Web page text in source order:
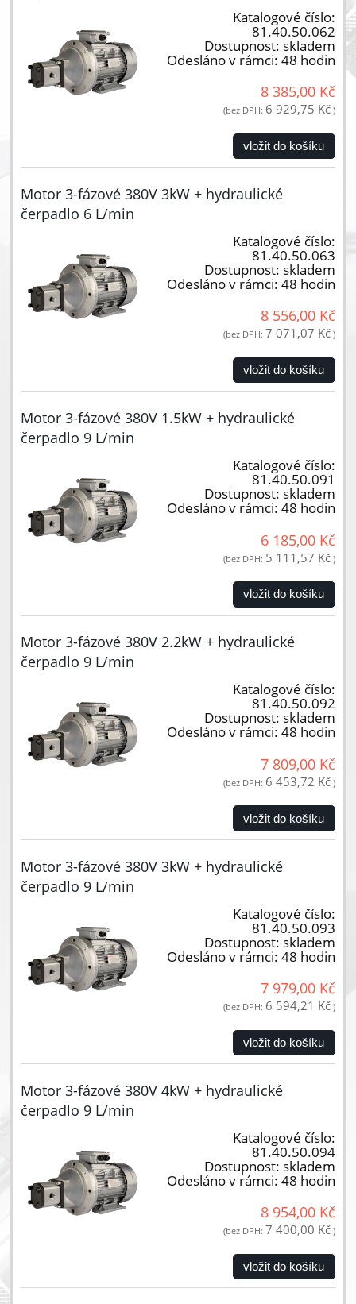
Katalogové číslo:
81.40.50.062
Dostupnost: skladem
Odesláno v rámci: 48 hodin
8 385,00 Kč
(bez DPH: 6 929,75 Kč )
vložit do košíku
Motor 3-fázové 380V 3kW + hydraulické
čerpadlo 6 L/min
Katalogové číslo:
81.40.50.063
Dostupnost: skladem
Odesláno v rámci: 48 hodin
8 556,00 Kč
(bez DPH: 7 071,07 Kč )
vložit do košíku
Motor 3-fázové 380V 1.5kW + hydraulické
čerpadlo 9 L/min
Katalogové číslo:
81.40.50.091
Dostupnost: skladem
Odesláno v rámci: 48 hodin
6 185,00 Kč
(bez DPH: 5 111,57 Kč )
vložit do košíku
Motor 3-fázové 380V 2.2kW + hydraulické
čerpadlo 9 L/min
Katalogové číslo:
81.40.50.092
Dostupnost: skladem
Odesláno v rámci: 48 hodin
7 809,00 Kč
(bez DPH: 6 453,72 Kč )
vložit do košíku
Motor 3-fázové 380V 3kW + hydraulické
čerpadlo 9 L/min
Katalogové číslo:
81.40.50.093
Dostupnost: skladem
Odesláno v rámci: 48 hodin
7 979,00 Kč
(bez DPH: 6 594,21 Kč )
vložit do košíku
Motor 3-fázové 380V 4kW + hydraulické
čerpadlo 9 L/min
Katalogové číslo:
81.40.50.094
Dostupnost: skladem
Odesláno v rámci: 48 hodin
8 954,00 Kč
(bez DPH: 7 400,00 Kč )
vložit do košíku